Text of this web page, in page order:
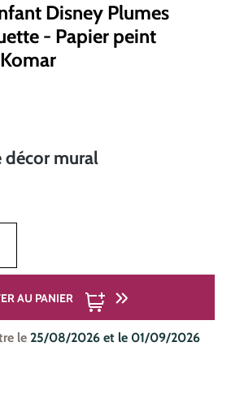
Disney Plumes
- Papier peint
décor mural
AU PANIER
le 25/08/2026 et le 01/09/2026